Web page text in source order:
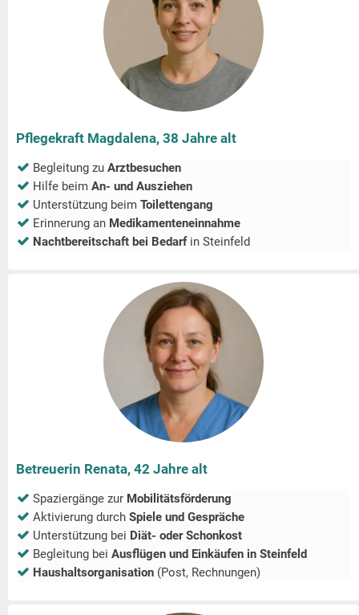
Pflegekraft Magdalena, 38 Jahre alt
Begleitung zu Arztbesuchen
Hilfe beim An- und Ausziehen
Unterstützung beim Toilettengang
Erinnerung an Medikamenteneinnahme
Nachtbereitschaft bei Bedarfin Steinfeld
Betreuerin Renata, 42 Jahre alt
Spaziergänge zur Mobilitätsförderung
Aktivierung durch Spiele und Gespräche
Unterstützung bei Diät- oder Schonkost
Begleitung bei Ausflügen und Einkäufen in Steinfeld
Haushaltsorganisation (Post, Rechnungen)